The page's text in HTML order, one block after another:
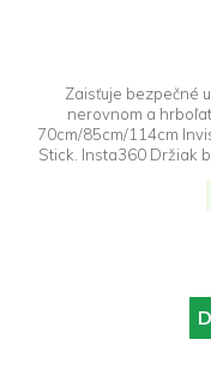
Zaisťuje bezpečné
nerovnom a
70cm/85cm/114cm
Stick. Insta360 Držiak